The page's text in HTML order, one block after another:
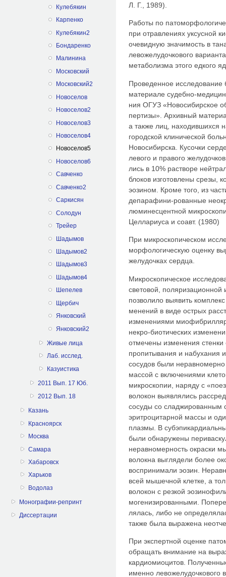
Кулебякин
Карпенко
Кулебякин2
Бондаренко
Малинина
Московский
Московский2
Новоселов
Новоселов2
Новоселов3
Новоселов4
Новоселов5
Новоселов6
Савченко
Савченко2
Саркисян
Солодун
Трейер
Шадымов
Шадымов2
Шадымов3
Шадымов4
Шепелев
Щербич
Янковский
Янковский2
Живые лица
Лаб. исслед.
Казуистика
2011 Вып. 17 Юб.
2012 Вып. 18
Казань
Красноярск
Москва
Самара
Хабаровск
Харьков
Водолаз
Монографии-репринт
Диссертации
Л. Г., 1989).
Работы по
при отравлениях уксусной
очевидную значимость в
левожелудочкового
метаболизма этого едко­го
Проведенное
материале судебно-
ния ОГУЗ «Новосибирское
пертизы». Архивный
а также лиц, находившихся
городской клинической
Новосибирска. Кусочки
левого и правого
лись в 10% растворе
блоков изготовлены срезы,
эози­ном. Кроме того, из
депарафини-рованные
люминесцент­ной
Целлариуса и соавт. (1980)
При микроскопическом
морфологическую оценку
желудочках сердца.
Микроскопическое
световой,
позволило выявить
менений в виде острых
изменениями
некро-биотических
отмечены изме­нения стенки
пропитывания и набуха­ния
сосудов были
массой с включениями
микроскопии, наряду с
волокон выявлялись
сосуды со сладжированным
эритроцитарной массы и
плазмы. В
были обнаружены
неравномерность окраски
волокна выглядели более
воспринимали эозин.
всей мышечной клетке, а
волокон с резкой
могенизированными.
лялась, либо не
также была выражена
При экспертной оценке
обращать внимание на
кардиомиоцитов.
имен­но левожелудочкового